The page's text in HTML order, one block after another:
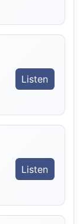
Listen
Listen